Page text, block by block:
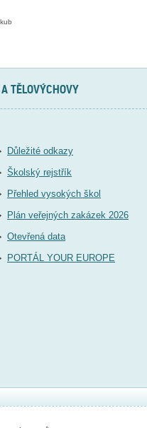
TĚLOVÝCHOVY
Důležité odkazy
Školský rejstřík
Přehled vysokých škol
Plán veřejných zakázek 2026
Otevřená data
PORTÁL YOUR EUROPE